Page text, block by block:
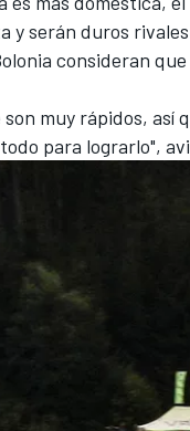
y serán duros
consideran
muy rápidos, así
para lograrlo",